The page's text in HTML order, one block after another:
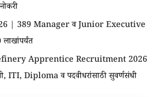
| 389 Manager व Junior Executive
Apprentice Recruitment 2026
ITI, Diploma व पदवीधरांसाठी सुवर्णसंधी